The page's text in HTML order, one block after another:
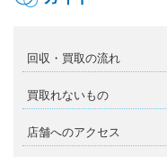
回収・買取の流れ
買取れないもの
店舗へのアクセス